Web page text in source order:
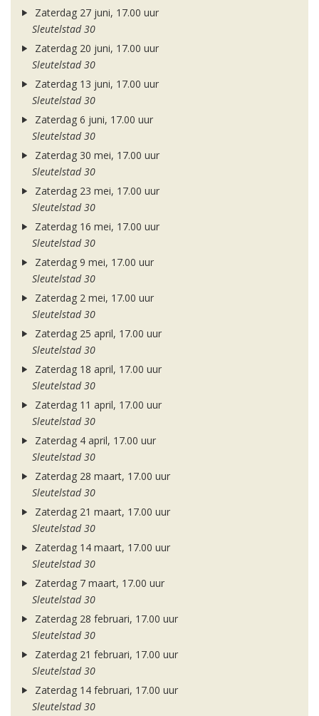
Zaterdag 27 juni, 17.00 uur
Sleutelstad 30
Zaterdag 20 juni, 17.00 uur
Sleutelstad 30
Zaterdag 13 juni, 17.00 uur
Sleutelstad 30
Zaterdag 6 juni, 17.00 uur
Sleutelstad 30
Zaterdag 30 mei, 17.00 uur
Sleutelstad 30
Zaterdag 23 mei, 17.00 uur
Sleutelstad 30
Zaterdag 16 mei, 17.00 uur
Sleutelstad 30
Zaterdag 9 mei, 17.00 uur
Sleutelstad 30
Zaterdag 2 mei, 17.00 uur
Sleutelstad 30
Zaterdag 25 april, 17.00 uur
Sleutelstad 30
Zaterdag 18 april, 17.00 uur
Sleutelstad 30
Zaterdag 11 april, 17.00 uur
Sleutelstad 30
Zaterdag 4 april, 17.00 uur
Sleutelstad 30
Zaterdag 28 maart, 17.00 uur
Sleutelstad 30
Zaterdag 21 maart, 17.00 uur
Sleutelstad 30
Zaterdag 14 maart, 17.00 uur
Sleutelstad 30
Zaterdag 7 maart, 17.00 uur
Sleutelstad 30
Zaterdag 28 februari, 17.00 uur
Sleutelstad 30
Zaterdag 21 februari, 17.00 uur
Sleutelstad 30
Zaterdag 14 februari, 17.00 uur
Sleutelstad 30